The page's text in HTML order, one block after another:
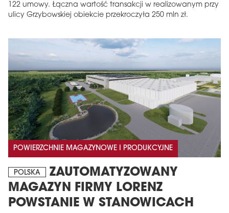
122 umowy. Łączna wartość transakcji w realizowanym przy
ulicy Grzybowskiej obiekcie przekroczyła 250 mln zł.
POWIERZCHNIE MAGAZYNOWE I PRODUKCYJNE
POLSKA
ZAUTOMATYZOWANY
MAGAZYN FIRMY LORENZ
POWSTANIE W STANOWICACH